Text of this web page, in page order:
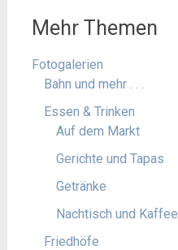
Mehr Themen
Fotogalerien
Bahn und mehr . . .
Essen & Trinken
Auf dem Markt
Gerichte und Tapas
Getränke
Nachtisch und Kaffee
Friedhöfe